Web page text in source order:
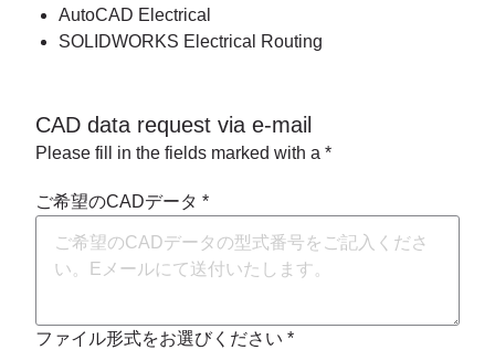
AutoCAD Electrical
SOLIDWORKS Electrical Routing
CAD data request via e-mail
Please fill in the fields marked with a *
ご希望のCADデータ *
ファイル形式をお選びください *